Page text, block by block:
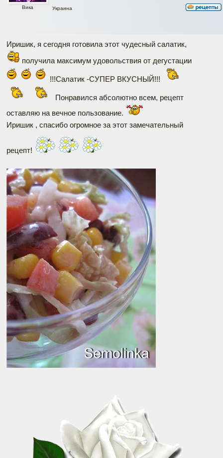
Вика Украина
Иришик, я сегодня готовила этот чудесный салатик,
получила максимум удовольствия от дегустации
!!!Салатик -СУПЕР ВКУСНЫЙ!!!
Понравился абсолютно всем, рецепт
оставляю на вечное пользование.
Иришик , спасибо огромное за этот замечательный
рецепт!